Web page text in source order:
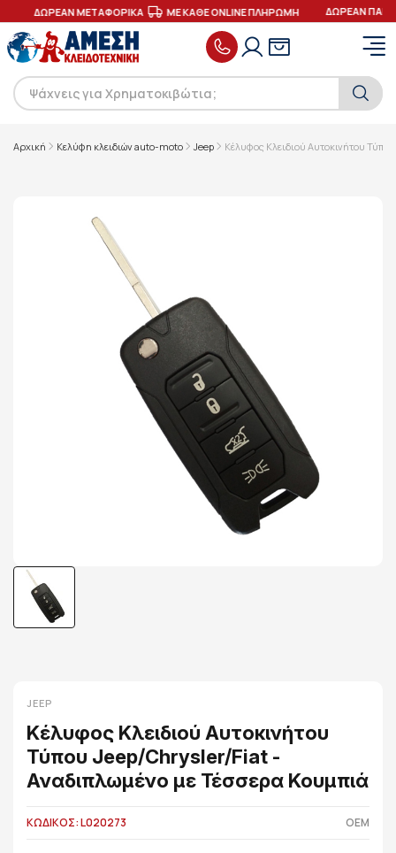
ΔΩΡΕΑΝ ΜΕΤΑΦΟΡΙΚΑ ΜΕ ΚΑΘΕ ONLINE ΠΛΗΡΩΜΗ ΔΩΡΕΑΝ
Αρχική Κελύφη κλειδιών auto-moto Jeep Κέλυφος Κλειδιού Αυτοκινήτου
JEEP
Κέλυφος Κλειδιού Αυτοκινήτου
Τύπου Jeep/Chrysler/Fiat -
Αναδιπλωμένο με Τέσσερα Κουμπιά
ΚΩΔΙΚΟΣ: L020273 OEM